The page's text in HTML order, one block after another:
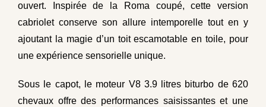
ouvert. Inspirée de la Roma coupé, cette version
cabriolet conserve son allure intemporelle tout en y
ajoutant la magie d’un toit escamotable en toile, pour
une expérience sensorielle unique.
Sous le capot, le moteur V8 3.9 litres biturbo de 620
chevaux offre des performances saisissantes et une